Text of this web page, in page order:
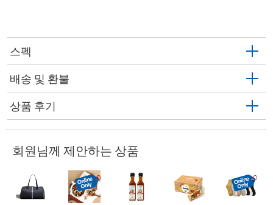
스펙
배송 및 환불
상품 후기
회원님께 제안하는 상품